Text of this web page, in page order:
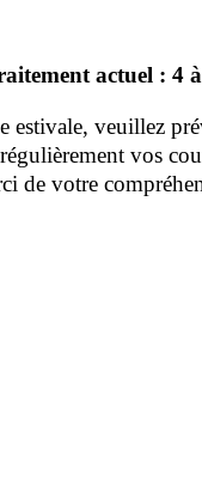
actuel : 4
estivale, veuillez
vos
de votre